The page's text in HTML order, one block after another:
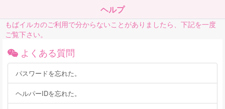
ヘルプ
もばイルカのご利用で分からないことがありましたら、下記を一度
ご覧下さい。
よくある質問
パスワードを忘れた。
ヘルパーIDを忘れた。